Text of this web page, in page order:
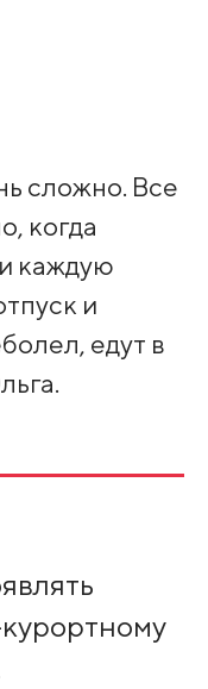
сложно. Все
когда
каждую
и
едут в